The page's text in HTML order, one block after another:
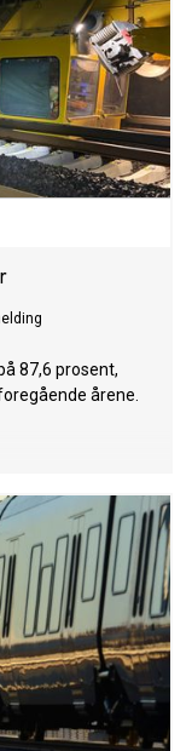
87,6 prosent,
årene.